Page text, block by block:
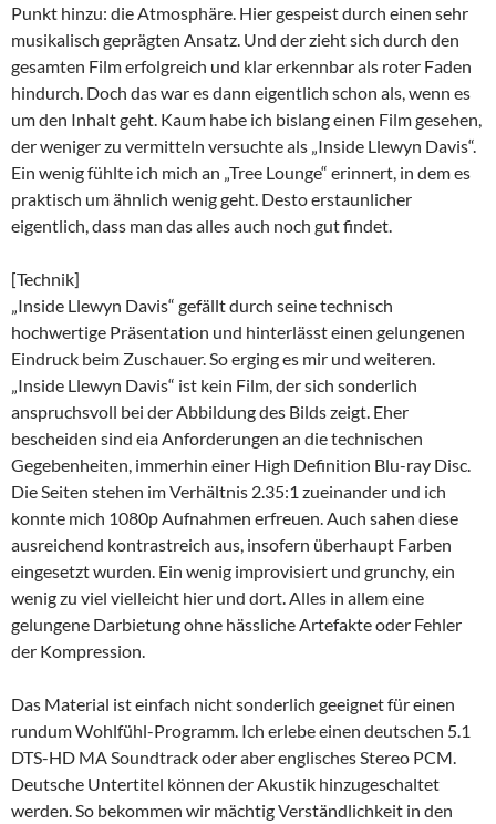
Punkt hinzu: die Atmosphäre. Hier gespeist durch einen sehr
musikalisch geprägten Ansatz. Und der zieht sich durch den
gesamten Film erfolgreich und klar erkennbar als roter Faden
hindurch. Doch das war es dann eigentlich schon als, wenn es
um den Inhalt geht. Kaum habe ich bislang einen Film gesehen,
der weniger zu vermitteln versuchte als „Inside Llewyn Davis“.
Ein wenig fühlte ich mich an „Tree Lounge“ erinnert, in dem es
praktisch um ähnlich wenig geht. Desto erstaunlicher
eigentlich, dass man das alles auch noch gut findet.
[Technik]
„Inside Llewyn Davis“ gefällt durch seine technisch
hochwertige Präsentation und hinterlässt einen gelungenen
Eindruck beim Zuschauer. So erging es mir und weiteren.
„Inside Llewyn Davis“ ist kein Film, der sich sonderlich
anspruchsvoll bei der Abbildung des Bilds zeigt. Eher
bescheiden sind eia Anforderungen an die technischen
Gegebenheiten, immerhin einer High Definition Blu-ray Disc.
Die Seiten stehen im Verhältnis 2.35:1 zueinander und ich
konnte mich 1080p Aufnahmen erfreuen. Auch sahen diese
ausreichend kontrastreich aus, insofern überhaupt Farben
eingesetzt wurden. Ein wenig improvisiert und grunchy, ein
wenig zu viel vielleicht hier und dort. Alles in allem eine
gelungene Darbietung ohne hässliche Artefakte oder Fehler
der Kompression.
Das Material ist einfach nicht sonderlich geeignet für einen
rundum Wohlfühl-Programm. Ich erlebe einen deutschen 5.1
DTS-HD MA Soundtrack oder aber englisches Stereo PCM.
Deutsche Untertitel können der Akustik hinzugeschaltet
werden. So bekommen wir mächtig Verständlichkeit in den